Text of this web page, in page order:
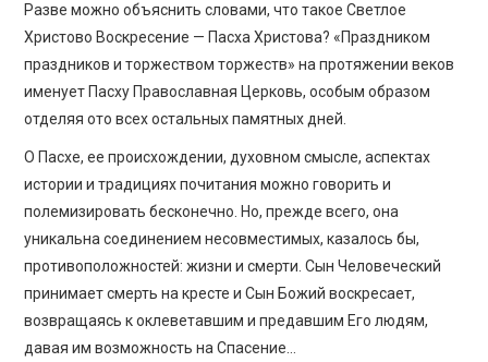
Разве можно объяснить словами, что такое Светлое
Христово Воскресение — Пасха Христова? «Праздником
праздников и торжеством торжеств» на протяжении веков
именует Пасху Православная Церковь, особым образом
отделяя ото всех остальных памятных дней.
О Пасхе, ее происхождении, духовном смысле, аспектах
истории и традициях почитания можно говорить и
полемизировать бесконечно. Но, прежде всего, она
уникальна соединением несовместимых, казалось бы,
противоположностей: жизни и смерти. Сын Человеческий
принимает смерть на кресте и Сын Божий воскресает,
возвращаясь к оклеветавшим и предавшим Его людям,
давая им возможность на Спасение…